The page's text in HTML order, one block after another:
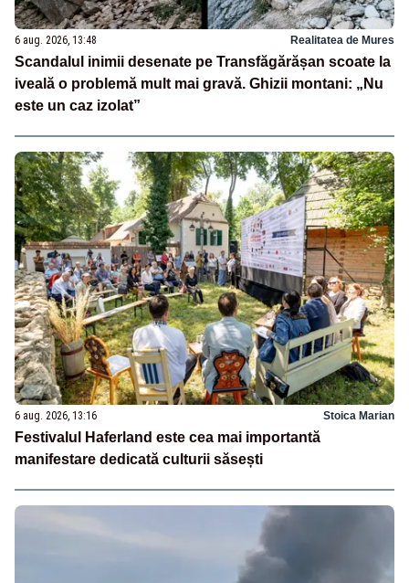
6 aug. 2026, 13:48 Realitatea de Mures
Scandalul inimii desenate pe Transfăgărășan scoate la
iveală o problemă mult mai gravă. Ghizii montani: „Nu
este un caz izolat”
6 aug. 2026, 13:16 Stoica Marian
Festivalul Haferland este cea mai importantă
manifestare dedicată culturii săsești